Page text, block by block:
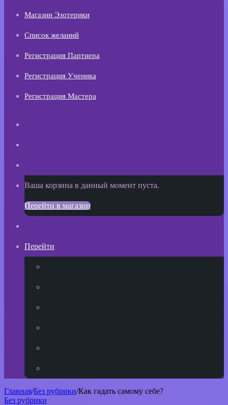
Магазин Эзотерики
Список желаний
Регистрация Партнера
Регистрация Ученика
Регистрация Мастера
Просмотреть
корзину
Ваша корзина в данный момент пуста.
Перейти в магазин
Перейти
Главная/Без рубрики/Как гадать самому себе?
Без рубрики